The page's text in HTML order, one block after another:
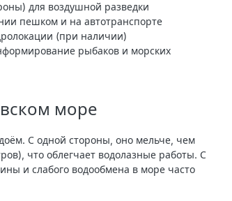
для воздушной разведки
пешком и на автотранспорте
(при наличии)
рыбаков и морских
море
С одной стороны, оно мельче, чем
что облегчает водолазные работы. С
и слабого водообмена в море часто